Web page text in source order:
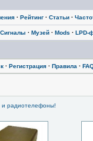
· Рейтинг · Статьи ·
Сигналы · Музей · Mods · LPD-
· Регистрация · Правила ·
и радиотелефоны!